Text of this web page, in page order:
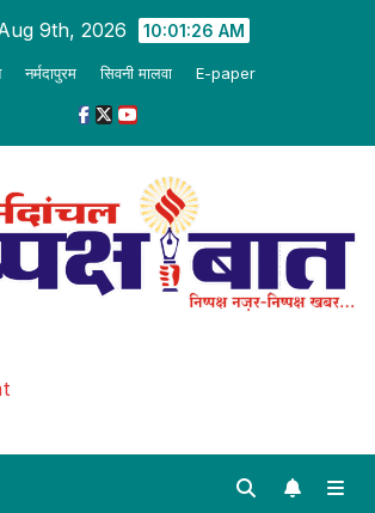
9th, 2026 10:01:26 AM
नर्मदापुरम सिवनी मालवा E-paper